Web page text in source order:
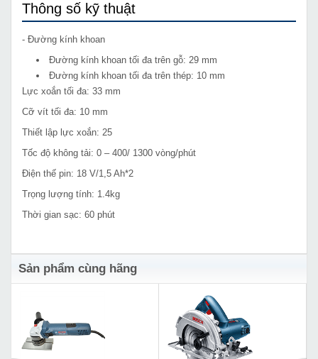
Thông số kỹ thuật
- Đường kính khoan
Đường kính khoan tối đa trên gỗ: 29 mm
Đường kính khoan tối đa trên thép: 10 mm
Lực xoắn tối đa: 33 mm
Cỡ vít tối đa: 10 mm
Thiết lập lực xoắn: 25
Tốc độ không tải: 0 – 400/ 1300 vòng/phút
Điện thế pin: 18 V/1,5 Ah*2
Trọng lượng tính: 1.4kg
Thời gian sạc: 60 phút
Sản phẩm cùng hãng